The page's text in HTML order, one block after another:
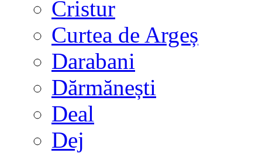
Cristur
Curtea de Argeș
Darabani
Dărmănești
Deal
Dej